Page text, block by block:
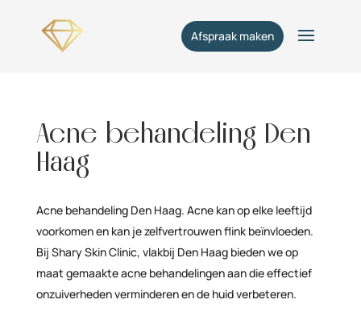
Afspraak maken
Acne behandeling Den
Haag
Acne behandeling Den Haag. Acne kan op elke leeftijd
voorkomen en kan je zelfvertrouwen flink beïnvloeden.
Bij Shary Skin Clinic, vlakbij Den Haag bieden we op
maat gemaakte acne behandelingen aan die effectief
onzuiverheden verminderen en de huid verbeteren.